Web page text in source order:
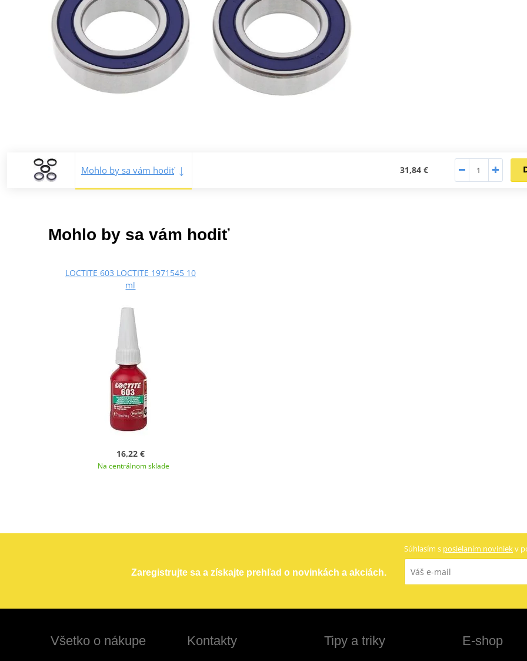
Mohlo by sa vám hodiť 31,84 €
Mohlo by sa vám hodiť
LOCTITE 603 LOCTITE 1971545 10
ml
16,22 €
Na centrálnom sklade
Zaregistrujte sa a získajte prehľad o novinkách a akciách.
Súhlasím s posielaním noviniekv
Všetko o nákupe Kontakty Tipy a triky E-shop